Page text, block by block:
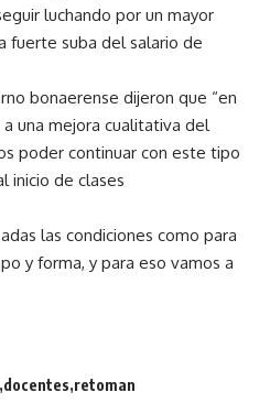
luchando por un mayor
fuerte suba del salario de
bonaerense dijeron que “en
una mejora cualitativa del
poder continuar con este tipo
inicio de clases
las condiciones como para
y forma, y para eso vamos a
docentes retoman